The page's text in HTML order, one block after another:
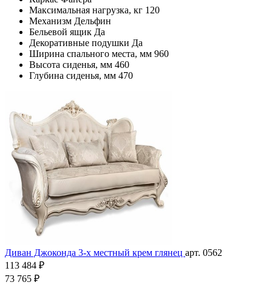
Максимальная нагрузка, кг 120
Механизм Дельфин
Бельевой ящик Да
Декоративные подушки Да
Ширина спального места, мм 960
Высота сиденья, мм 460
Глубина сиденья, мм 470
Диван Джоконда 3-х местный крем глянец арт. 0562
113 484 ₽
73 765 ₽